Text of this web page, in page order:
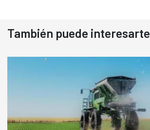
También puede interesarte